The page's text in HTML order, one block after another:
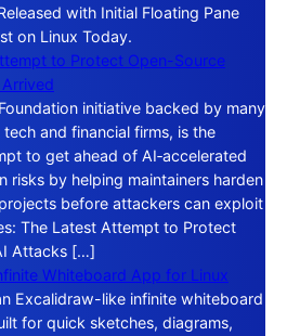
with Initial Floating Pane
on Linux Today.
to Protect Open-Source
initiative backed by many
and financial firms, is the
to get ahead of AI‑accelerated
risks by helping maintainers harden
before attackers can exploit
The Latest Attempt to Protect
Attacks […]
Whiteboard App for Linux
Excalidraw-like infinite whiteboard
for quick sketches, diagrams,